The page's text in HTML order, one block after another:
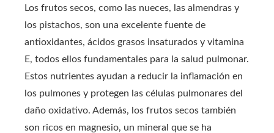
Los frutos secos, como las nueces, las almendras y
los pistachos, son una excelente fuente de
antioxidantes, ácidos grasos insaturados y vitamina
E, todos ellos fundamentales para la salud pulmonar.
Estos nutrientes ayudan a reducir la inflamación en
los pulmones y protegen las células pulmonares del
daño oxidativo. Además, los frutos secos también
son ricos en magnesio, un mineral que se ha